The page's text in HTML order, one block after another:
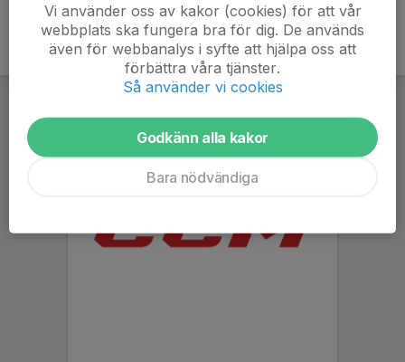
Vi använder oss av kakor (cookies) för att vår
webbplats ska fungera bra för dig. De används
även för webbanalys i syfte att hjälpa oss att
förbättra våra tjänster.
Så använder vi cookies
Godkänn alla kakor
Bara nödvändiga